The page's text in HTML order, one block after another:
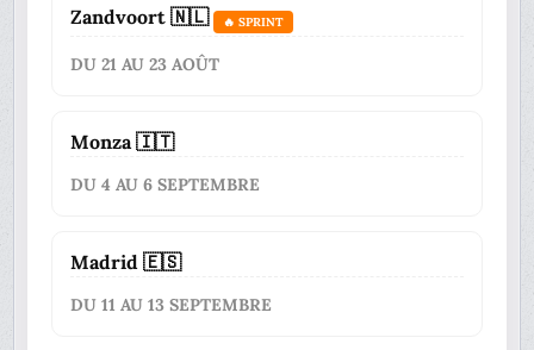
Zandvoort 🇳🇱 🔥 SPRINT
DU 21 AU 23 AOÛT
Monza 🇮🇹
DU 4 AU 6 SEPTEMBRE
Madrid 🇪🇸
DU 11 AU 13 SEPTEMBRE